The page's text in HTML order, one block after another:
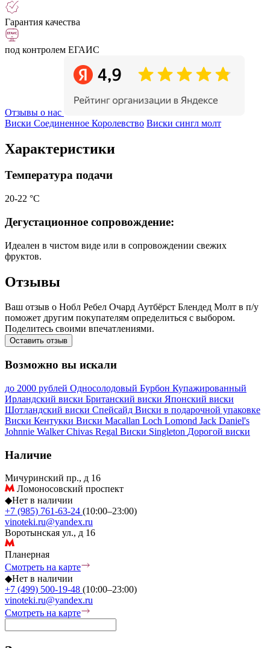
Гарантия качества
под контролем ЕГАИС
Отзывы о нас
Виски Соединенное Королевство Виски сингл молт
Характеристики
Температура подачи
20-22 °С
Дегустационное сопровождение:
Идеален в чистом виде или в сопровождении свежих
фруктов.
Отзывы
Ваш отзыв о Нобл Ребел Очард Аутбёрст Блендед Молт в п/у
поможет другим покупателям определиться с выбором.
Поделитесь своими впечатлениями.
Оставить отзыв
Возможно вы искали
до 2000 рублей Односолодовый Бурбон Купажированный
Ирландский виски Британский виски Японский виски
Шотландский виски Спейсайд Виски в подарочной упаковке
Виски Кентукки Виски Macallan Loch Lomond Jack Daniel's
Johnnie WalkerChivas Regal Виски Singleton Дорогой виски
Наличие
Мичуринский пр., д 16
Ломоносовский проспект
◆Нет в наличии
+7 (985) 761-63-24 (10:00–23:00)
vinoteki.ru@yandex.ru
Воротынская ул., д 16
Планерная
Смотреть на карте
◆Нет в наличии
+7 (499) 500-19-48 (10:00–23:00)
vinoteki.ru@yandex.ru
Смотреть на карте